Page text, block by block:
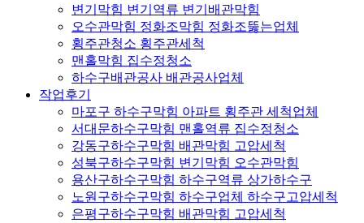
변기막힘 변기역류 변기배관막힘
오수관막힘 정화조막힘 정화조뚫는업체
횡주관청소 횡주관세척
맨홀막힘 집수정청소
하수구배관공사 배관공사업체
작업후기
마포구 하수구막힘 아파트 횡주관 세척업체
서대문하수구막힘 맨홀역류 집수정청소
강동구하수구막힘 배관막힘 고압세척
성북구하수구막힘 변기막힘 오수관막힘
용산구하수구막힘 하수구역류 상가하수구
노원구하수구막힘 하수구업체 하수구고압세척
은평구하수구막힘 배관막힘 고압세척